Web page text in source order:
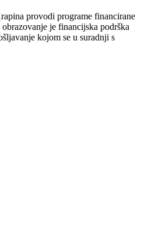
provodi programe financirane
je financijska podrška
kojom se u suradnji s